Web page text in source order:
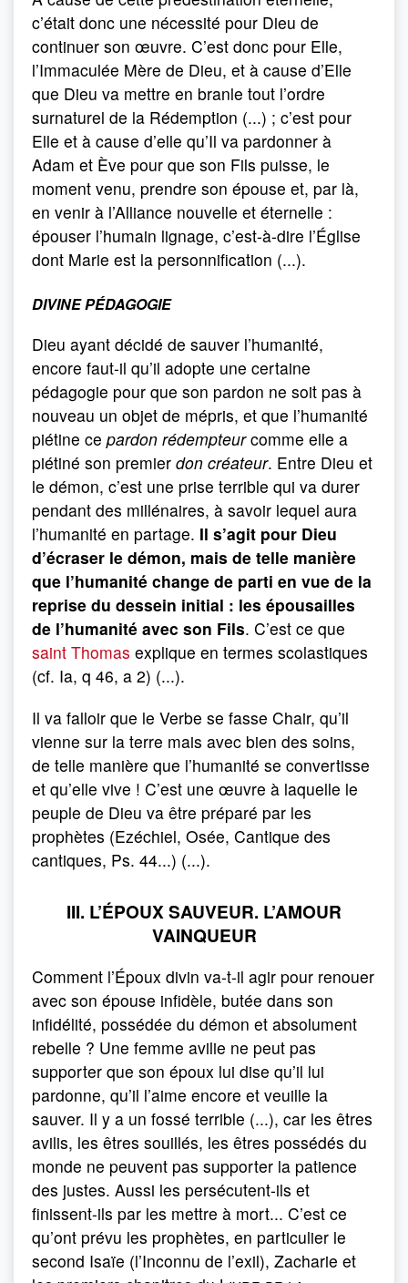
c’était donc une nécessité pour Dieu de
continuer son œuvre. C’est donc pour Elle,
l’Immaculée Mère de Dieu, et à cause d’Elle
que Dieu va mettre en branle tout l’ordre
surnaturel de la Rédemption (...) ; c’est pour
Elle et à cause d’elle qu’Il va pardonner à
Adam et Ève pour que son Fils puisse, le
moment venu, prendre son épouse et, par là,
en venir à l’Alliance nouvelle et éternelle :
épouser l’humain lignage, c’est-à-dire l’Église
dont Marie est la personnification (...).
DIVINE PÉDAGOGIE
Dieu ayant décidé de sauver l’humanité,
encore faut-il qu’il adopte une certaine
pédagogie pour que son pardon ne soit pas à
nouveau un objet de mépris, et que l’humanité
piétine ce pardon rédempteurcomme elle a
piétiné son premier don créateur. Entre Dieu et
le démon, c’est une prise terrible qui va durer
pendant des millénaires, à savoir lequel aura
l’humanité en partage. Il s’agit pour Dieu
d’écraser le démon, mais de telle manière
que l’humanité change de parti en vue de la
reprise du dessein initial : les épousailles
de l’humanité avec son Fils. C’est ce que
saint Thomas explique en termes scolastiques
(cf. Ia, q 46, a 2) (...).
Il va falloir que le Verbe se fasse Chair, qu’il
vienne sur la terre mais avec bien des soins,
de telle manière que l’humanité se convertisse
et qu’elle vive ! C’est une œuvre à laquelle le
peuple de Dieu va être préparé par les
prophètes (Ezéchiel, Osée, Cantique des
cantiques, Ps. 44...) (...).
III. L’ÉPOUX SAUVEUR. L’AMOUR
VAINQUEUR
Comment l’Époux divin va-t-il agir pour renouer
avec son épouse infidèle, butée dans son
infidélité, possédée du démon et absolument
rebelle ? Une femme avilie ne peut pas
supporter que son époux lui dise qu’il lui
pardonne, qu’il l’aime encore et veuille la
sauver. Il y a un fossé terrible (...), car les êtres
avilis, les êtres souillés, les êtres possédés du
monde ne peuvent pas supporter la patience
des justes. Aussi les persécutent-ils et
finissent-ils par les mettre à mort... C’est ce
qu’ont prévu les prophètes, en particulier le
second Isaïe (l’Inconnu de l’exil), Zacharie et